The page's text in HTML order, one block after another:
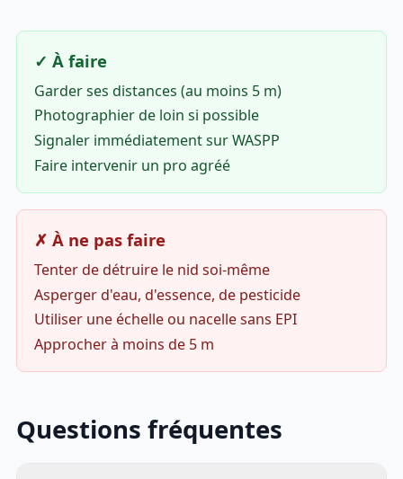
✓ À faire
Garder ses distances (au moins 5 m)
Photographier de loin si possible
Signaler immédiatement sur WASPP
Faire intervenir un pro agréé
✗ À ne pas faire
Tenter de détruire le nid soi-même
Asperger d'eau, d'essence, de pesticide
Utiliser une échelle ou nacelle sans EPI
Approcher à moins de 5 m
Questions fréquentes